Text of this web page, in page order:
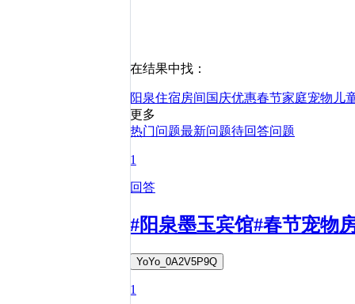
在结果中找：
阳泉住宿房间 国庆优惠春节家庭宠物 儿
更多
热门问题最新问题待回答问题
1
回答
#阳泉墨玉宾馆#春节宠物
YoYo_0A2V5P9Q
1